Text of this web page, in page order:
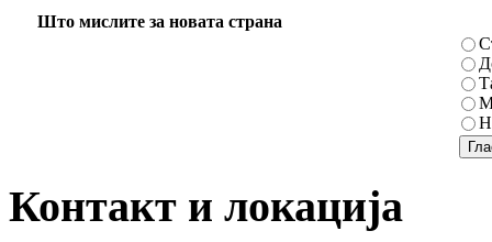
Што мислите за новата страна
Контакт и локација